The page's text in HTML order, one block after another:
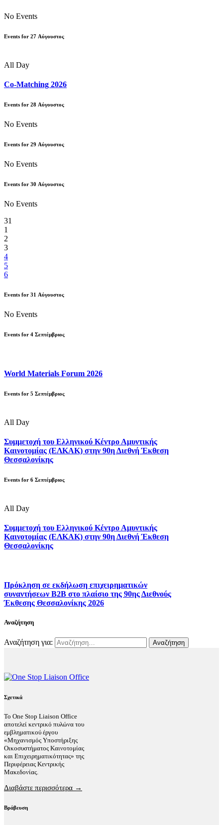
No Events
Events for 27 Αύγουστος
All Day
Co-Matching 2026
Events for 28 Αύγουστος
No Events
Events for 29 Αύγουστος
No Events
Events for 30 Αύγουστος
No Events
31
1
2
3
4
5
6
Events for 31 Αύγουστος
No Events
Events for 4 Σεπτέμβριος
World Materials Forum 2026
Events for 5 Σεπτέμβριος
All Day
Συμμετοχή του Ελληνικού Κέντρο Αμυντικής
Καινοτομίας (ΕΛΚΑΚ) στην 90η Διεθνή Έκθεση
Θεσσαλονίκης
Events for 6 Σεπτέμβριος
All Day
Συμμετοχή του Ελληνικού Κέντρο Αμυντικής
Καινοτομίας (ΕΛΚΑΚ) στην 90η Διεθνή Έκθεση
Θεσσαλονίκης
Πρόκληση σε εκδήλωση επιχειρηματικών
συναντήσεων B2B στο πλαίσιο της 90ης Διεθνούς
Έκθεσης Θεσσαλονίκης 2026
Αναζήτηση
Αναζήτηση για:
Σχετικά
Το One Stop Liaison Office
αποτελεί κεντρικό πυλώνα του
εμβληματικού έργου
«Μηχανισμός Υποστήριξης
Οικοσυστήματος Καινοτομίας
και Επιχειρηματικότητας» της
Περιφέρειας Κεντρικής
Μακεδονίας.
Διαβάστε περισσότερα →
Βράβευση